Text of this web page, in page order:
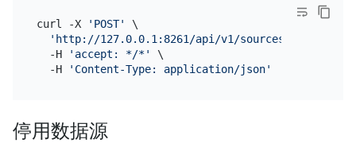
curl -X 'POST'
\
'http://127.0.0.1:8261/api/v1/sources/mysql-01/
  -H
'accept: */*'
\
  -H
'Content-Type: application/json'
停用数据源